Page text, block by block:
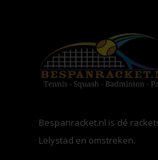
Bespanracket.nl is dé
Lelystad en omstreken.